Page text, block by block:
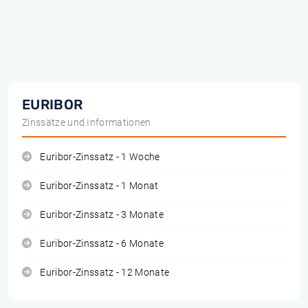
EURIBOR
Zinssätze und Informationen
Euribor-Zinssatz - 1 Woche
Euribor-Zinssatz - 1 Monat
Euribor-Zinssatz - 3 Monate
Euribor-Zinssatz - 6 Monate
Euribor-Zinssatz - 12 Monate